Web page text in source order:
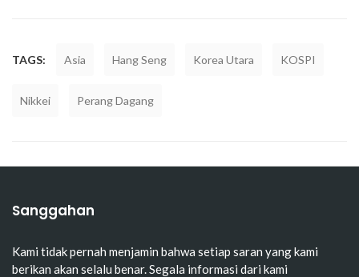
TAGS: Asia Hang Seng Korea Utara KOSPI
Nikkei Perang Dagang
Sanggahan
Kami tidak pernah menjamin bahwa setiap saran yang kami
berikan akan selalu benar. Segala informasi dari kami